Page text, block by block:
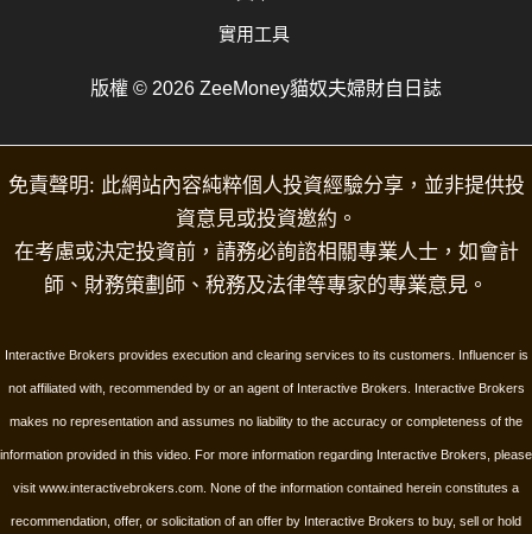
實用工具
版權 © 2026 ZeeMoney貓奴夫婦財自日誌
免責聲明: 此網站內容純粹個人投資經驗分享，並非提供投
資意見或投資邀約。
在考慮或決定投資前，請務必詢諮相關專業人士，如會計
師、財務策劃師、稅務及法律等專家的專業意見。
Interactive Brokers provides execution and clearing services to its customers. Influencer is
not affiliated with, recommended by or an agent of Interactive Brokers. Interactive Brokers
makes no representation and assumes no liability to the accuracy or completeness of the
information provided in this video. For more information regarding Interactive Brokers, please
visit www.interactivebrokers.com. None of the information contained herein constitutes a
recommendation, offer, or solicitation of an offer by Interactive Brokers to buy, sell or hold